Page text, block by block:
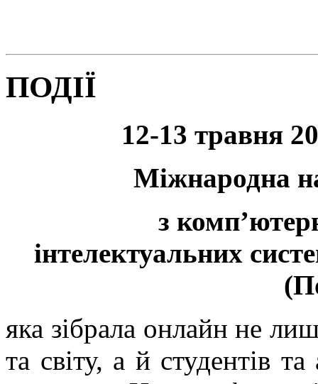
ПОДІЇ
12-13 травня
Міжнародна
з
інтелектуальних
яка зібрала онлайн не
та світу, а й студентів